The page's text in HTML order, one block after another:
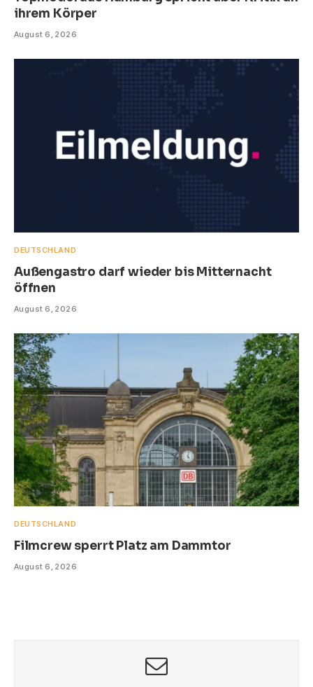
ihrem Körper
August 6, 2026
DEUTSCHLAND
Außengastro darf wieder bis Mitternacht
öffnen
August 6, 2026
DEUTSCHLAND
Filmcrew sperrt Platz am Dammtor
August 6, 2026